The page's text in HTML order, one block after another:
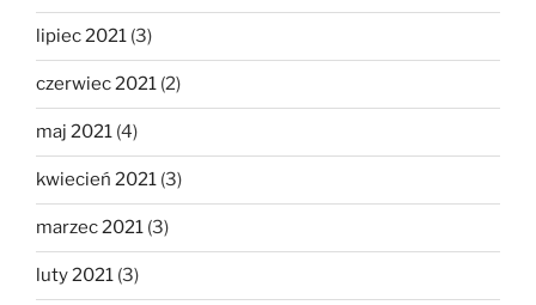
lipiec 2021 (3)
czerwiec 2021 (2)
maj 2021 (4)
kwiecień 2021 (3)
marzec 2021 (3)
luty 2021 (3)